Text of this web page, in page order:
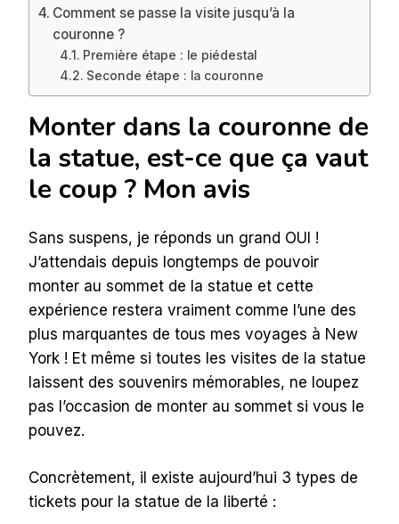
Comment se passe la visite jusqu’à la
couronne ?
Première étape : le piédestal
Seconde étape : la couronne
Monter dans la couronne de
la statue, est-ce que ça vaut
le coup ? Mon avis
Sans suspens, je réponds un grand OUI !
J’attendais depuis longtemps de pouvoir
monter au sommet de la statue et cette
expérience restera vraiment comme l’une des
plus marquantes de tous mes voyages à New
York ! Et même si toutes les visites de la statue
laissent des souvenirs mémorables, ne loupez
pas l’occasion de monter au sommet si vous le
pouvez.
Concrètement, il existe aujourd’hui 3 types de
tickets pour la statue de la liberté :